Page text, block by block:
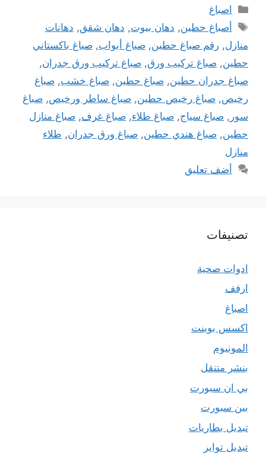
التصنيفات
اصباغ
الوسوم
أصباغ حطين, دهان بيوت, دهان شقق, دهانات
منازل, رقم صباغ حطين, صباغ أبواب, صباغ باكستاني
حطين, صباغ تركيب ورق, صباغ تركيب ورق جدران,
صباغ جدران حطين, صباغ حطين, صباغ خشب, صباغ
رخيص, صباغ رخيص حطين, صباغ ساطر ورخيص, صباغ
سور , صباغ سياج, صباغ طلاء, صباغ غرف, صباغ منازل
حطين, صباغ هندي حطين, صباغ ورق جدران, طلاء
منازل
أضف تعليق
تصنيفات
ادوات صحية
ارفف
اصباغ
اكسس بوينت
المونيوم
بنشر متنقل
بي ان سبورت
بين سبورت
تبديل بطاريات
تبديل تواير